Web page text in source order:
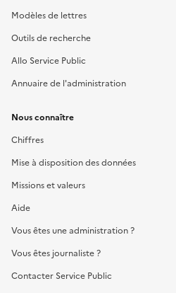
Modèles de lettres
Outils de recherche
Allo Service Public
Annuaire de l'administration
Nous connaître
Chiffres
Mise à disposition des données
Missions et valeurs
Aide
Vous êtes une administration ?
Vous êtes journaliste ?
Contacter Service Public